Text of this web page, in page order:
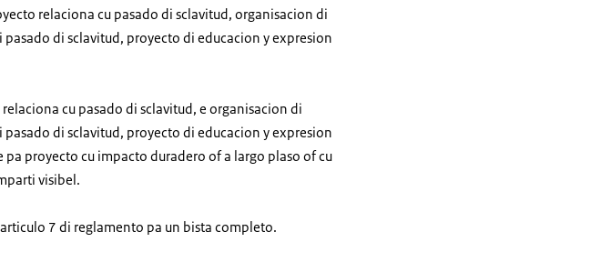
relaciona cu pasado di sclavitud, organisacion di
di sclavitud, proyecto di educacion y expresion
cu pasado di sclavitud, e organisacion di
di sclavitud, proyecto di educacion y expresion
proyecto cu impacto duradero of a largo plaso of cu
visibel.
7 di reglamento pa un bista completo.